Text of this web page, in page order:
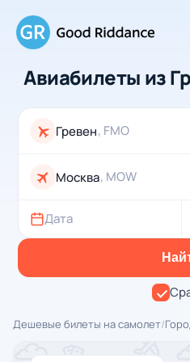
Авиабилеты из
, FMO
, MOW
Дата
Дешевые билеты на самолет/